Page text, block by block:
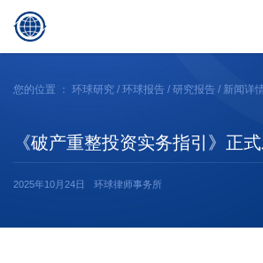
日本語
您的位置 ： 环球研究 / 环球报告 / 研究报告 / 新闻详
《破产重整投资实务指引》正
2025年10月24日 环球律师事务所